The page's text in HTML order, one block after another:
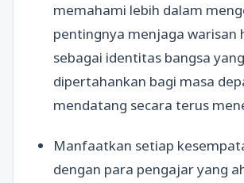
memahami lebih dalam
pentingnya menjaga warisan
sebagai identitas bangsa
dipertahankan bagi masa
mendatang secara terus
Manfaatkan setiap
dengan para pengajar yang